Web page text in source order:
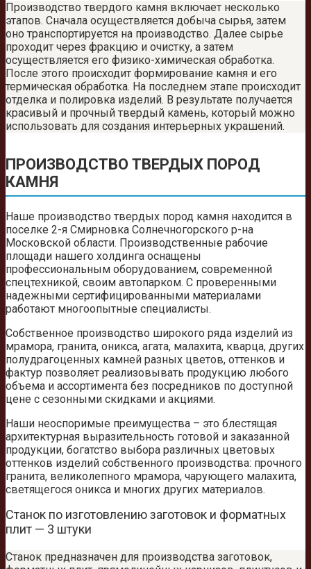
Производство твердого камня включает несколько
этапов. Сначала осуществляется добыча сырья, затем
оно транспортируется на производство. Далее сырье
проходит через фракцию и очистку, а затем
осуществляется его физико-химическая обработка.
После этого происходит формирование камня и его
термическая обработка. На последнем этапе происходит
отделка и полировка изделий. В результате получается
красивый и прочный твердый камень, который можно
использовать для создания интерьерных украшений.
ПРОИЗВОДСТВО ТВЕРДЫХ ПОРОД
КАМНЯ
Наше производство твердых пород камня находится в
поселке 2-я Смирновка Солнечногорского р-на
Московской области. Производственные рабочие
площади нашего холдинга оснащены
профессиональным оборудованием, современной
спецтехникой, своим автопарком. С проверенными
надежными сертифицированными материалами
работают многоопытные специалисты.
Собственное производство широкого ряда изделий из
мрамора, гранита, оникса, агата, малахита, кварца, других
полудрагоценных камней разных цветов, оттенков и
фактур позволяет реализовывать продукцию любого
объема и ассортимента без посредников по доступной
цене с сезонными скидками и акциями.
Наши неоспоримые преимущества – это блестящая
архитектурная выразительность готовой и заказанной
продукции, богатство выбора различных цветовых
оттенков изделий собственного производства: прочного
гранита, великолепного мрамора, чарующего малахита,
светящегося оникса и многих других материалов.
Станок по изготовлению заготовок и форматных
плит — 3 штуки
Cтанок предназначен для производства заготовок,